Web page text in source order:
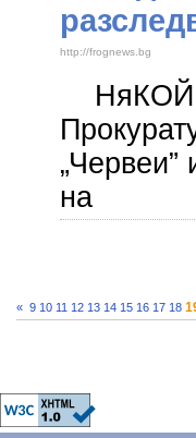
http://frognews.bg
НяКОЙ
на
« 9 10 11 12 13 14 15 16 17 18